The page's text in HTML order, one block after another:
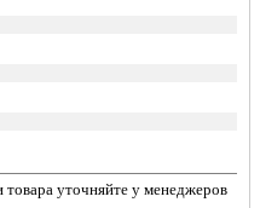
уточняйте у менеджеров